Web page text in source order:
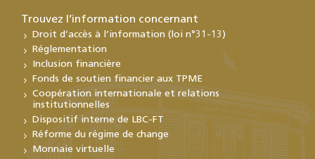
Trouvez l’information concernant
Droit d’accès à l’information (loi n°31-13)
Réglementation
Inclusion financière
Fonds de soutien financier aux TPME
Coopération internationale et relations
institutionnelles
Dispositif interne de LBC-FT
Réforme du régime de change
Monnaie virtuelle